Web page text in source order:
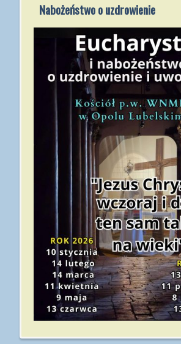
Nabożeństwo o uzdrowienie